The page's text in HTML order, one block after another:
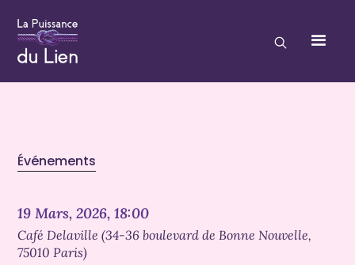
Événements
19 Mars, 2026, 18:00
Café Delaville (34-36 boulevard de Bonne Nouvelle,
75010 Paris)